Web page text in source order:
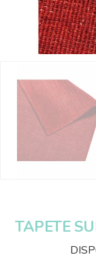
TAPETE